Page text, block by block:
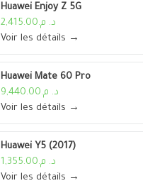
Huawei Enjoy Z 5G
د. م.2,415.00
Voir les détails →
Huawei Mate 60 Pro
د. م.9,440.00
Voir les détails →
Huawei Y5 (2017)
د. م.1,355.00
Voir les détails →